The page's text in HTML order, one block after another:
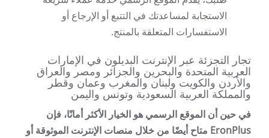
الاستجابة لمساعدتك في التتبع أو الإرجاع أو
الاستفسارات المتعلقة بالمنتج.
تجار التجزئة عبر الإنترنت البديلون في الإمارات
العربية المتحدة والبحرين والجزائر ومصر والعراق
والأردن والكويت ولبنان والمغرب وعمان وقطر
والمملكة العربية السعودية وتونس واليمن
في حين أن الموقع الرسمي هو الخيار الأكثر أمانًا، فإن
EronPlus متاح أيضًا من خلال منصات الإنترنت الموثوقة أو